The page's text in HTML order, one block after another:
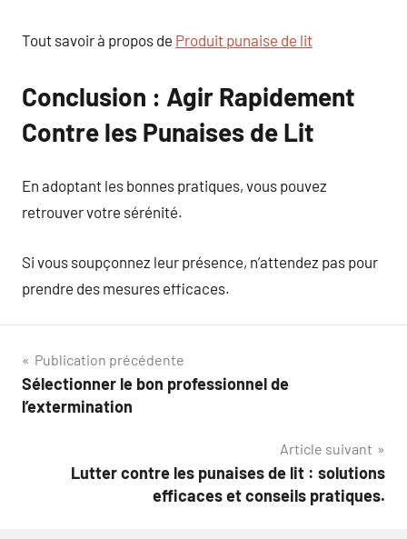
Tout savoir à propos de Produit punaise de lit
Conclusion : Agir Rapidement
Contre les Punaises de Lit
En adoptant les bonnes pratiques, vous pouvez
retrouver votre sérénité.
Si vous soupçonnez leur présence, n’attendez pas pour
prendre des mesures efficaces.
Navigation
de
Publication précédente
Sélectionner le bon professionnel de
l’extermination
Article suivant
Lutter contre les punaises de lit : solutions
efficaces et conseils pratiques.